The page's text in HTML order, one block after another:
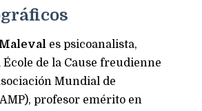
es psicoanalista,
de la Cause freudienne
Mundial de
profesor emérito en